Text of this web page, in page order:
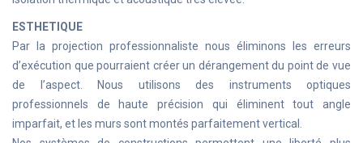
ESTHETIQUE
Par la projection professionnaliste nous éliminons les erreurs
d’exécution que pourraient créer un dérangement du point de vue
de l’aspect. Nous utilisons des instruments optiques
professionnels de haute précision qui éliminent tout angle
imparfait, et les murs sont montés parfaitement vertical.